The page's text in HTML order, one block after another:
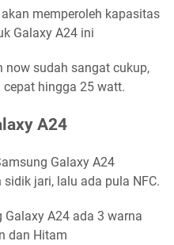
memperoleh kapasitas
Galaxy A24 ini
now sudah sangat cukup,
hingga 25 watt.
A24
Galaxy A24
jari, lalu ada pula NFC.
A24 ada 3 warna
dan Hitam